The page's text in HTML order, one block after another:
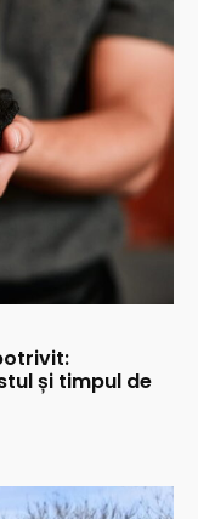
și timpul de